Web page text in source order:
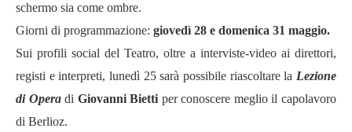
schermo sia come ombre.
Giorni di programmazione: giovedì 28 e domenica 31 maggio.
Sui profili social del Teatro, oltre a interviste-video ai direttori,
registi e interpreti, lunedì 25 sarà possibile riascoltare la Lezione
di Operadi Giovanni Bietti per conoscere meglio il capolavoro
di Berlioz.